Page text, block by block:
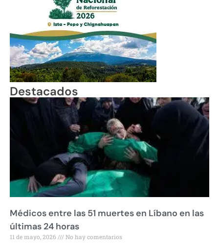
Destacados
Médicos entre las 51 muertes en Líbano en las
últimas 24 horas
11 de mayo, 2026 No hay comentarios